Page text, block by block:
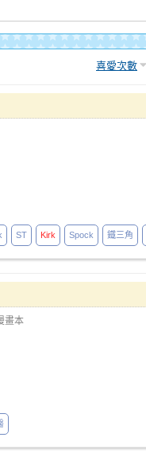
喜愛次數
ST Kirk Spock 鐵三角
畫本